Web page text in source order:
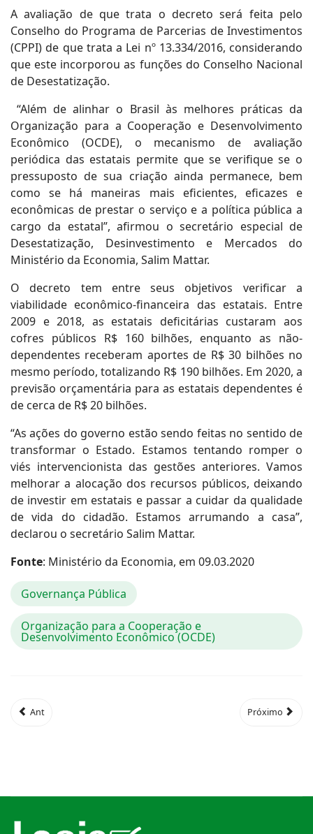
A avaliação de que trata o decreto será feita pelo
Conselho do Programa de Parcerias de Investimentos
(CPPI) de que trata a Lei nº 13.334/2016, considerando
que este incorporou as funções do Conselho Nacional
de Desestatização.
“Além de alinhar o Brasil às melhores práticas da
Organização para a Cooperação e Desenvolvimento
Econômico (OCDE), o mecanismo de avaliação
periódica das estatais permite que se verifique se o
pressuposto de sua criação ainda permanece, bem
como se há maneiras mais eficientes, eficazes e
econômicas de prestar o serviço e a política pública a
cargo da estatal”, afirmou o secretário especial de
Desestatização, Desinvestimento e Mercados do
Ministério da Economia, Salim Mattar.
O decreto tem entre seus objetivos verificar a
viabilidade econômico-financeira das estatais. Entre
2009 e 2018, as estatais deficitárias custaram aos
cofres públicos R$ 160 bilhões, enquanto as não-
dependentes receberam aportes de R$ 30 bilhões no
mesmo período, totalizando R$ 190 bilhões. Em 2020, a
previsão orçamentária para as estatais dependentes é
de cerca de R$ 20 bilhões.
“As ações do governo estão sendo feitas no sentido de
transformar o Estado. Estamos tentando romper o
viés intervencionista das gestões anteriores. Vamos
melhorar a alocação dos recursos públicos, deixando
de investir em estatais e passar a cuidar da qualidade
de vida do cidadão. Estamos arrumando a casa”,
declarou o secretário Salim Mattar.
Fonte: Ministério da Economia, em 09.03.2020
Governança Pública
Organização para a Cooperação e
Desenvolvimento Econômico (OCDE)
Ant Próximo